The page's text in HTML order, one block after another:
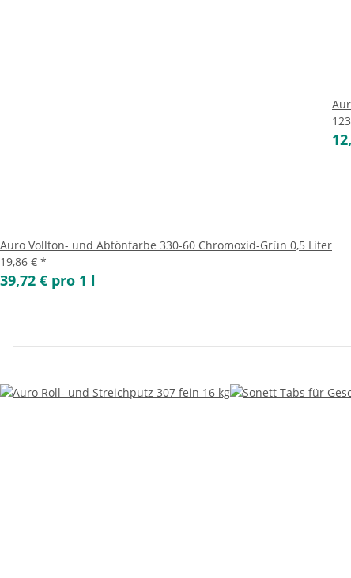
Auro Vollton- und Abtönfarbe 330-60 Chromoxid-Grün 0,5 Liter
19,86 € *
39,72 € pro 1 l